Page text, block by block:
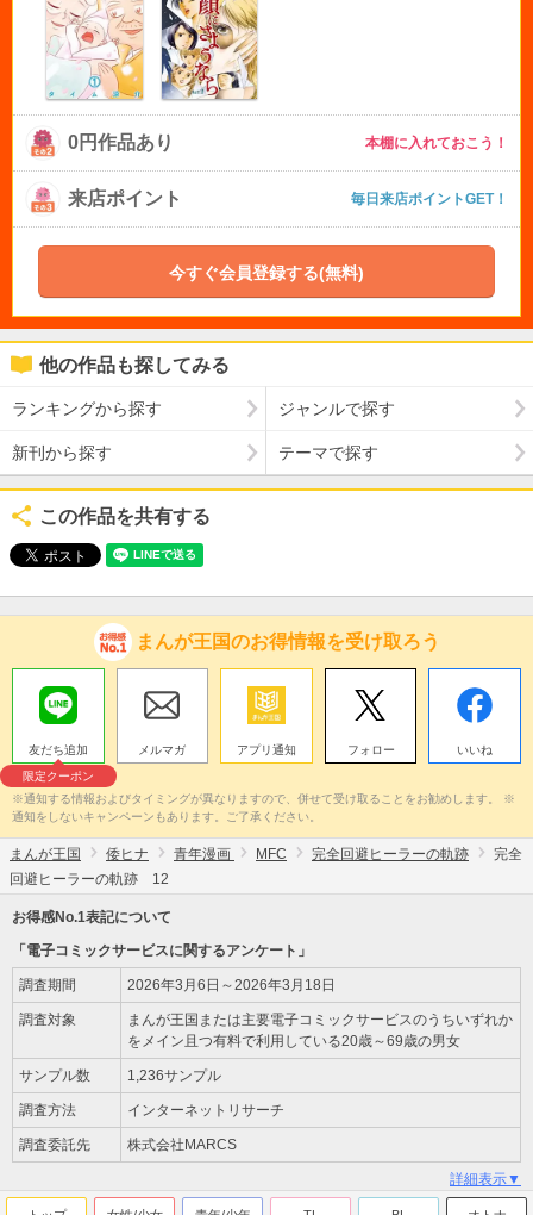
0円作品あり 本棚に入れておこう！
来店ポイント 毎日来店ポイントGET！
今すぐ会員登録する(無料)
他の作品も探してみる
ランキングから探す ジャンルで探す
新刊から探す テーマで探す
この作品を共有する
まんが王国のお得情報を受け取ろう
友だち追加
限定クーポン
メルマガ アプリ通知 フォロー いいね
※通知する情報およびタイミングが異なりますので、併せて受け取ることをお勧めします。 ※
通知をしないキャンペーンもあります。ご了承ください。
まんが王国 倭ヒナ 青年漫画 MFC 完全回避ヒーラーの軌跡
完全
回避ヒーラーの軌跡 12
お得感No.1表記について
「電子コミックサービスに関するアンケート」
調査期間 2026年3月6日～2026年3月18日
調査対象
まんが王国または主要電子コミックサービスのうちいずれか
をメイン且つ有料で利用している20歳～69歳の男女
サンプル数 1,236サンプル
調査方法 インターネットリサーチ
調査委託先 株式会社MARCS
詳細表示▼